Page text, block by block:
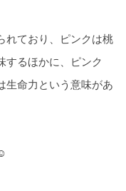
れており、ピンクは桃
するほかに、ピンク
生命力という意味があ